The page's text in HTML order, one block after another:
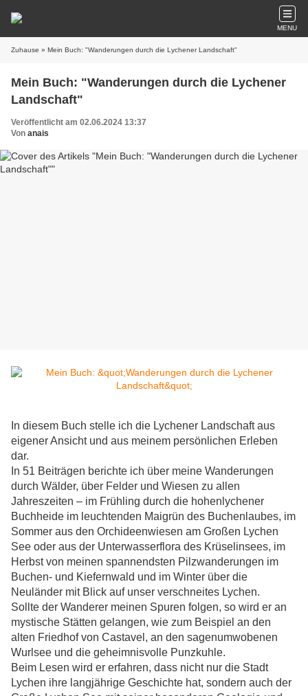
MENU
Zuhause » Mein Buch: "Wanderungen durch die Lychener Landschaft"
Mein Buch: "Wanderungen durch die Lychener
Landschaft"
Veröffentlicht am 02.06.2024 13:37
Von anais
In diesem Buch stelle ich die Lychener Landschaft aus
eigener Ansicht und aus meinem persönlichen Erleben
dar.
In 51 Beiträgen berichte ich über meine Wanderungen
durch Wälder, über Felder und Wiesen zu allen
Jahreszeiten – im Frühling durch die hohenlychener
Buchheide im leuchtenden Maigrün des Buchenlaubes, im
Sommer aus den Orchideenwiesen am Großen Lychen
See oder aus der Unterwasserflora des Krüselinsees, im
Herbst von meinen spannendsten Pilzwanderungen im
Buchen- und Kiefernwald und im Winter über die
Neuländer mit Blick auf unser verschneites Lychen.
Sollte der Wanderer meinen Spuren folgen, so wird er an
mystische Stätten gelangen, wie zum Beispiel an den
alten Friedhof von Castavel, an den sagenumwobenen
Wurlsee und die geheimnisvolle Punzkuhle.
Beim Lesen wird er erfahren, dass nicht nur die Stadt
Lychen ihre langjährige Geschichte hat, sondern auch der